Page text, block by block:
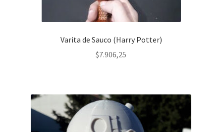
Varita de Sauco (Harry Potter)
$7.906,25